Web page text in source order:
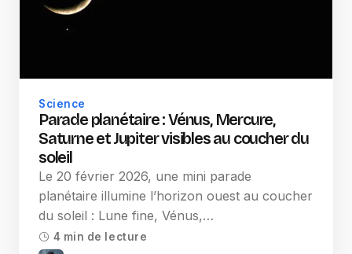
Science
Parade planétaire : Vénus, Mercure,
Saturne et Jupiter visibles au coucher du
soleil
Le 20 février 2026, une mini parade
planétaire illumine l’horizon ouest au coucher
du soleil : Lune fine, Vénus,…
4 min de lecture